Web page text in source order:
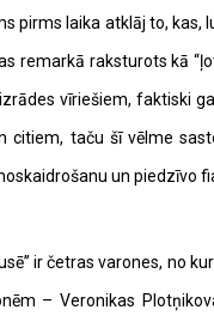
pirms laika atklāj to, kas,
remarkā raksturots kā
vīriešiem, faktiski
citiem, taču šī vēlme
un piedzīvo
ir četras varones, no
– Veronikas